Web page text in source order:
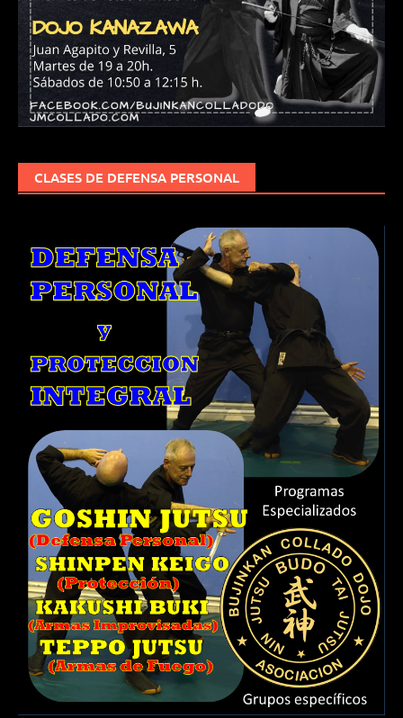
CLASES DE DEFENSA PERSONAL